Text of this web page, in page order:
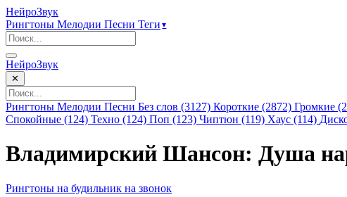
НейроЗвук
Рингтоны Мелодии Песни Теги ▾
НейроЗвук
✕
Рингтоны Мелодии Песни Без слов (3127) Короткие (2872) Громкие
Спокойные (124) Техно (124) Поп (123) Чиптюн (119) Хаус (114)
Владимирский Шансон: Душа
Рингтоны на будильник на звонок